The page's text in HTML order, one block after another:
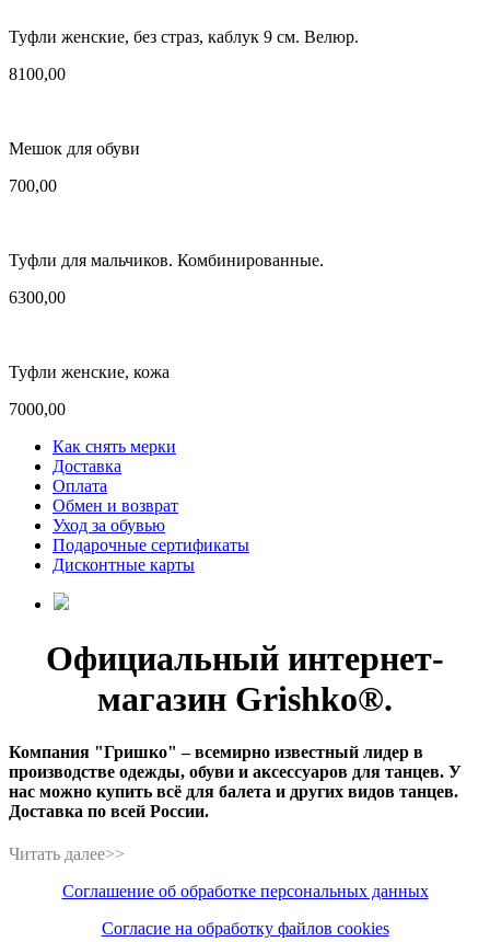
Туфли женские, без страз, каблук 9 см. Велюр.
8100,00
Мешок для обуви
700,00
Туфли для мальчиков. Комбинированные.
6300,00
Туфли женские, кожа
7000,00
Как снять мерки
Доставка
Оплата
Обмен и возврат
Уход за обувью
Подарочные сертификаты
Дисконтные карты
Официальный интернет-
магазин Grishko®.
Компания "Гришко" – всемирно известный лидер в
производстве одежды, обуви и аксессуаров для танцев. У
нас можно купить всё для балета и других видов танцев.
Доставка по всей России.
Соглашение об обработке персональных данных
Согласие на обработку файлов cookies